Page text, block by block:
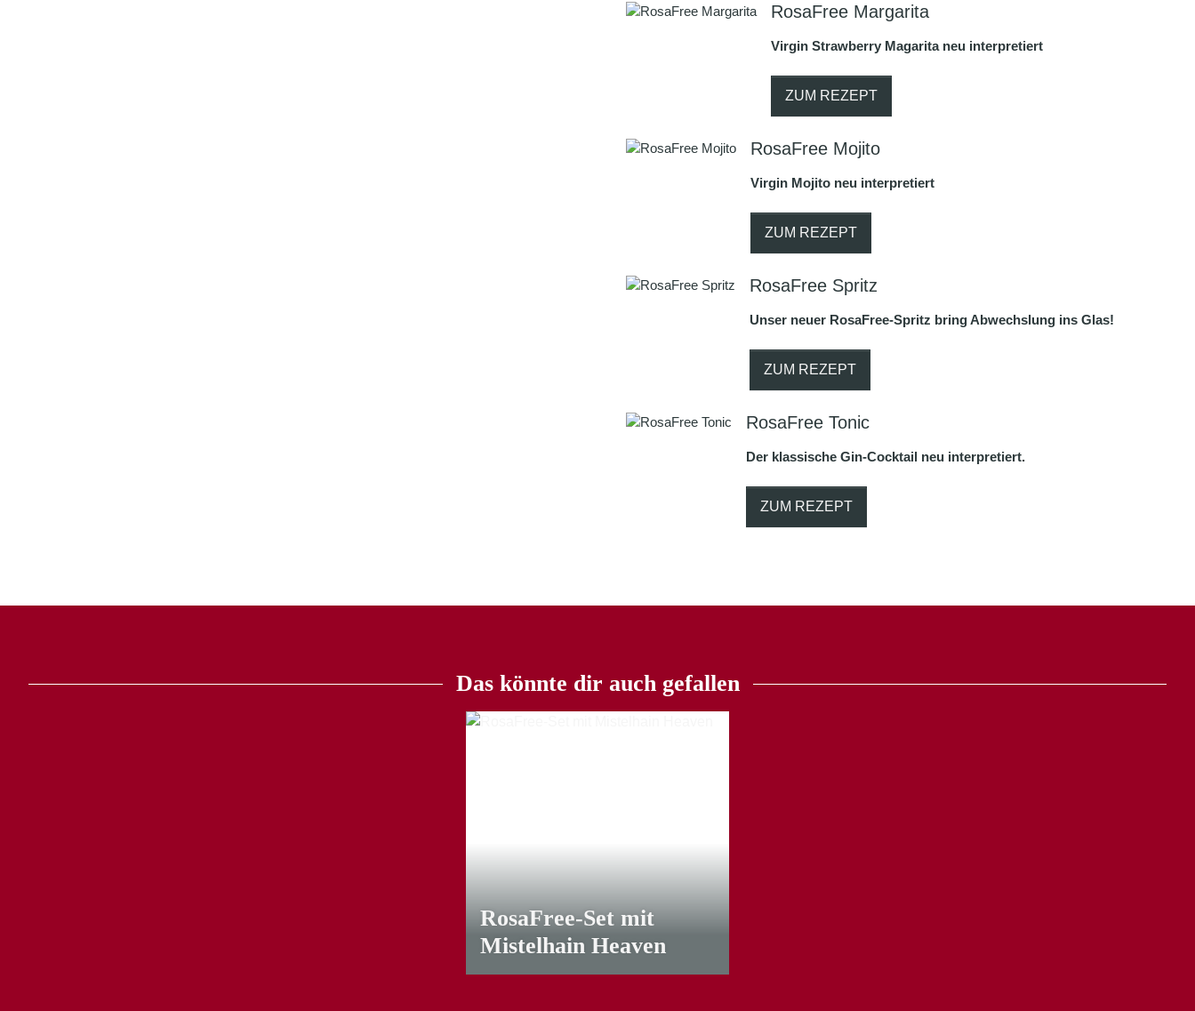
RosaFree Margarita
Virgin Strawberry Magarita neu interpretiert
ZUM REZEPT
RosaFree Mojito
Virgin Mojito neu interpretiert
ZUM REZEPT
RosaFree Spritz
Unser neuer RosaFree-Spritz bring Abwechslung ins Glas!
ZUM REZEPT
RosaFree Tonic
Der klassische Gin-Cocktail neu interpretiert.
ZUM REZEPT
Das könnte dir auch gefallen
RosaFree-Set mit
Mistelhain Heaven